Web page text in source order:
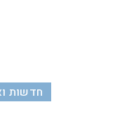
חדשות